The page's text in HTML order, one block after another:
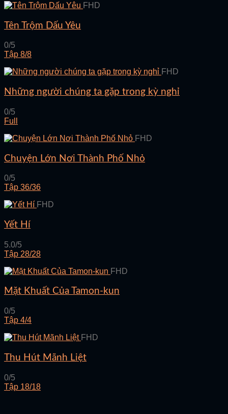
FHD
Tên Trộm Dấu Yêu
0/5
Tập 8/8
FHD
Những người chúng ta gặp trong kỳ nghỉ
0/5
Full
FHD
Chuyện Lớn Nơi Thành Phố Nhỏ
0/5
Tập 36/36
FHD
Yết Hí
5.0/5
Tập 28/28
FHD
Mặt Khuất Của Tamon-kun
0/5
Tập 4/4
FHD
Thu Hút Mãnh Liệt
0/5
Tập 18/18